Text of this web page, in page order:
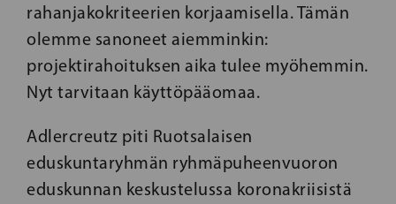
rahanjakokriteerien korjaamisella. Tämän
olemme sanoneet aiemminkin:
projektirahoituksen aika tulee myöhemmin.
Nyt tarvitaan käyttöpääomaa.
Adlercreutz piti Ruotsalaisen
eduskuntaryhmän ryhmäpuheenvuoron
eduskunnan keskustelussa koronakriisistä